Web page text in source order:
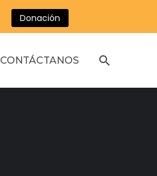
Donación
CONTÁCTANOS